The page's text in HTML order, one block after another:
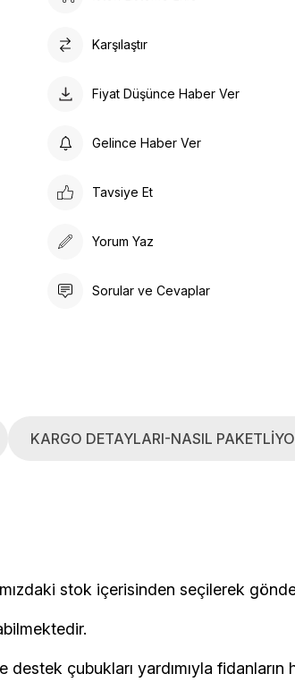
Karşılaştır
Fiyat Düşünce Haber Ver
Gelince Haber Ver
Tavsiye Et
Yorum Yaz
Sorular ve Cevaplar
KARGO DETAYLARI-NASIL
stok içerisinden
çubukları yardımıyla fidanların